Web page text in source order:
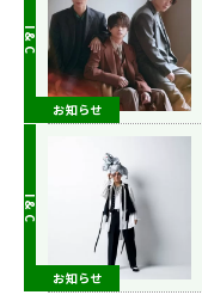
お知らせ
お知らせ